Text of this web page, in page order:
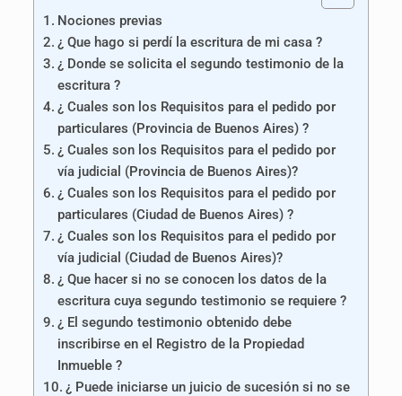
Nociones previas
¿ Que hago si perdí la escritura de mi casa ?
¿ Donde se solicita el segundo testimonio de la
escritura ?
¿ Cuales son los Requisitos para el pedido por
particulares (Provincia de Buenos Aires) ?
¿ Cuales son los Requisitos para el pedido por
vía judicial (Provincia de Buenos Aires)?
¿ Cuales son los Requisitos para el pedido por
particulares (Ciudad de Buenos Aires) ?
¿ Cuales son los Requisitos para el pedido por
vía judicial (Ciudad de Buenos Aires)?
¿ Que hacer si no se conocen los datos de la
escritura cuya segundo testimonio se requiere ?
¿ El segundo testimonio obtenido debe
inscribirse en el Registro de la Propiedad
Inmueble ?
¿ Puede iniciarse un juicio de sucesión si no se